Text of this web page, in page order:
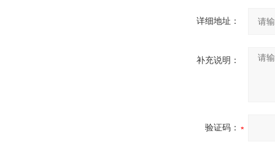
详细地址：
补充说明：
验证码：